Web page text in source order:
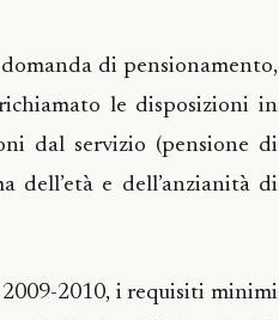
di pensionamento,
le disposizioni in
dal servizio (pensione di
dell’età e dell’anzianità di
2010, i requisiti minimi